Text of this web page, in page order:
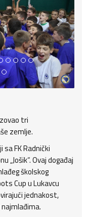
tri
zemlje.
FK Radnički
„Jošik“. Ovaj događaj
školskog
Cup u Lukavcu
jednakost,